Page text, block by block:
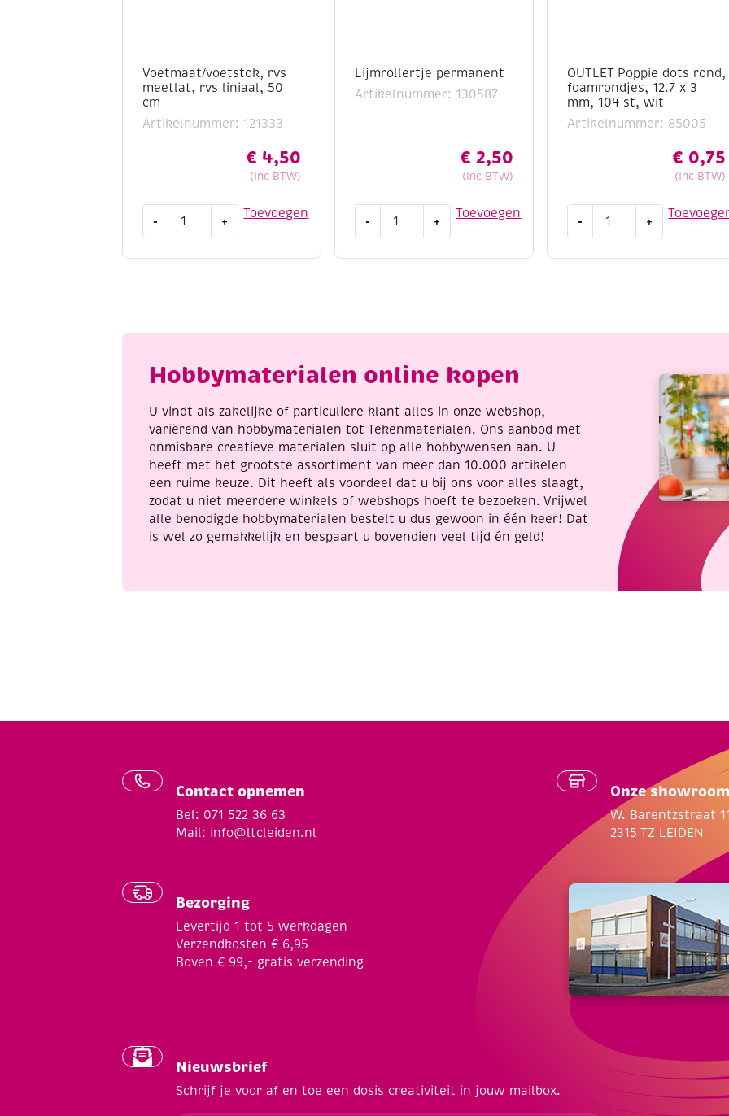
Voetmaat/voetstok, rvs
meetlat, rvs liniaal, 50
cm
Artikelnummer: 121333
€ 4,50
(Inc BTW)
Toevoegen
-
Voetmaat/voetstok,
aantal
+
Lijmrollertje permanent
Artikelnummer: 130587
€ 2,50
(Inc BTW)
Toevoegen
-
permanent
+
OUTLET Poppie dots rond,
foamrondjes, 12.7 x 3
mm, 104 st, wit
Artikelnummer: 85005
€ 0,75
(Inc BTW)
-
3
aantal
+
Hobbymaterialen online kopen
U vindt als zakelijke of particuliere klant alles in onze webshop,
variërend van hobbymaterialen tot Tekenmaterialen. Ons aanbod met
onmisbare creatieve materialen sluit op alle hobbywensen aan. U
heeft met het grootste assortiment van meer dan 10.000 artikelen
een ruime keuze. Dit heeft als voordeel dat u bij ons voor alles slaagt,
zodat u niet meerdere winkels of webshops hoeft te bezoeken. Vrijwel
alle benodigde hobbymaterialen bestelt u dus gewoon in één keer! Dat
is wel zo gemakkelijk en bespaart u bovendien veel tijd én geld!
Contact opnemen
Bel: 071 522 36 63
Mail: info@ltcleiden.nl
Bezorging
Levertijd 1 tot 5 werkdagen
Verzendkosten € 6,95
Boven € 99,- gratis verzending
Onze showroom
W. Barentzstraat
2315 TZ LEIDEN
Nieuwsbrief
Schrijf je voor af en toe een dosis creativiteit in jouw mailbox.